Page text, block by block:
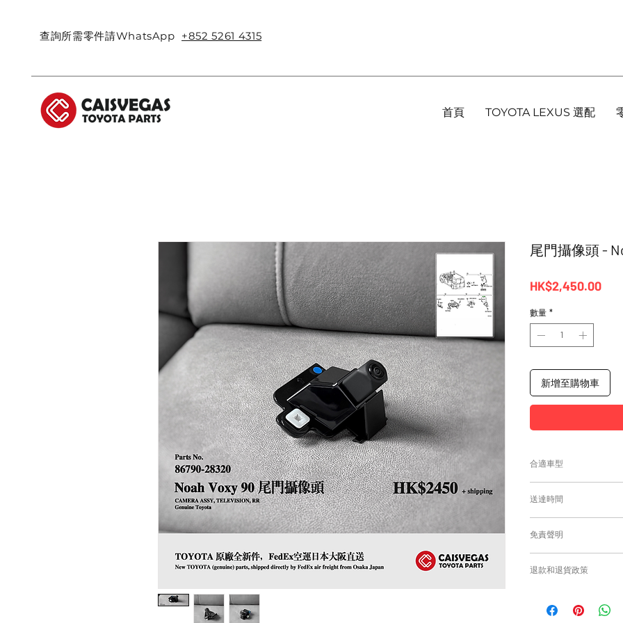
查詢所需零件請WhatsApp +852 5261 4315
首頁 TOYOTA LEXUS 選配
尾門攝像頭 -
HK$2,450.00價
數量 *
新增至購物車
合適車型
送達時間
零件均從車廠或供應
需時感謝您的耐心等
免責聲明
或退貨/換貨。付款前
錯誤訂購的零件，
根據零件的庫存
退款和退貨政策